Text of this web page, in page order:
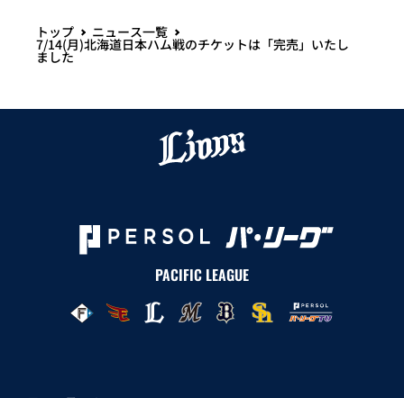
トップ ニュース一覧
7/14(月)北海道日本ハム戦のチケットは「完売」いたし
ました
PACIFIC LEAGUE